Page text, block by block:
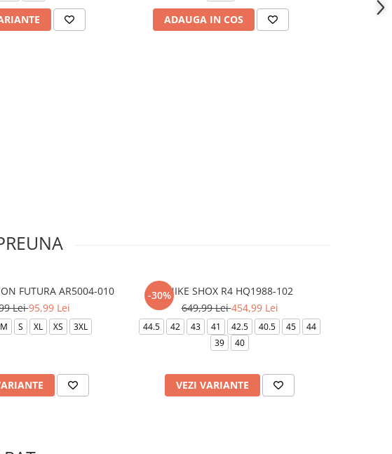
ADAUGA IN COS
FUTURA AR5004-010
Lei95,99 Lei
M S XL XS 3XL
-30%NIKE SHOX R4 HQ1988-102
649,99 Lei454,99 Lei
44.5 42 43 41 42.5 40.5 45
44
39
40
VEZI VARIANTE